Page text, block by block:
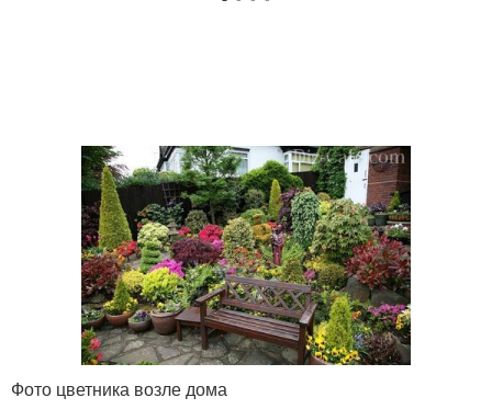
Фото цветника возле дома